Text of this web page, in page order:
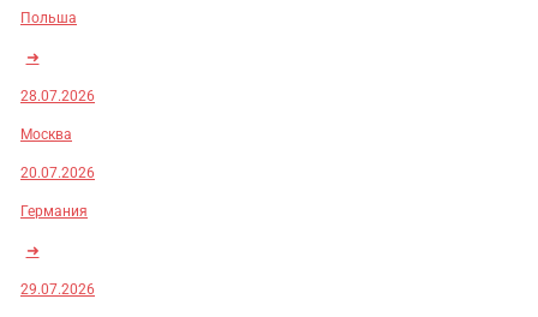
Польша
➜
28.07.2026
Москва
20.07.2026
Германия
➜
29.07.2026